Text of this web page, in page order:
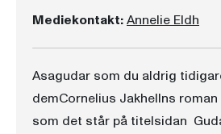
Mediekontakt:Annelie Eldh
Asagudar som du aldrig
demCornelius Jakhellns roman
som det står på titelsidan 